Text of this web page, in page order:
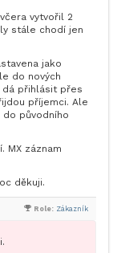
vytvořil 2
stále chodí jen
jako
do nových
dá přihlásit přes
příjemci. Ale
původního
MX záznam
děkuji.
Role: Zákazník